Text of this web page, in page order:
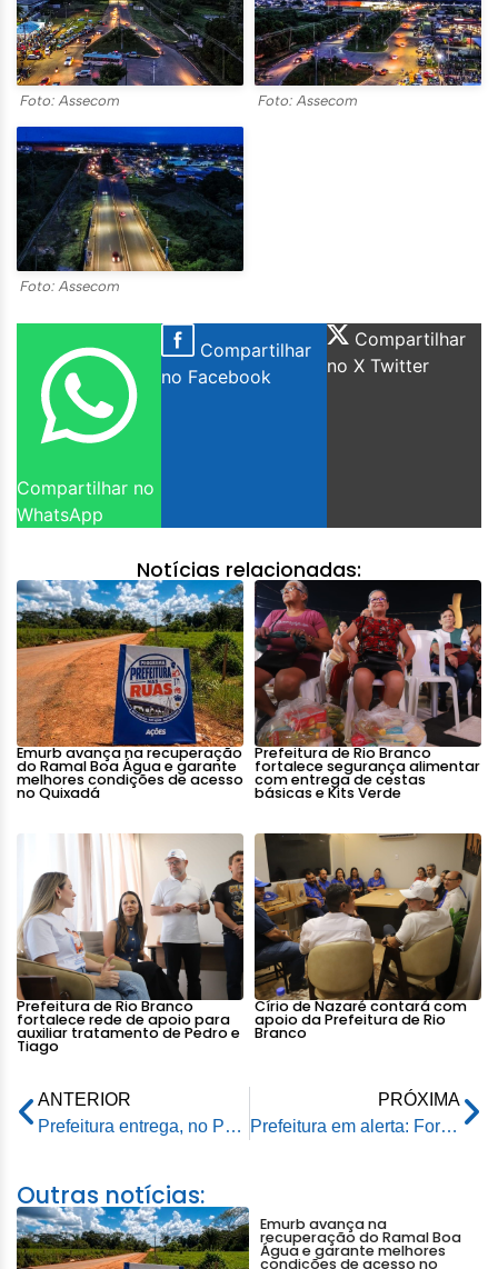
Foto: Assecom Foto: Assecom
Foto: Assecom
Compartilhar no
WhatsApp
Compartilhar
no Facebook
Compartilhar
no X Twitter
Notícias relacionadas:
Emurb avança na recuperação
do Ramal Boa Água e garante
melhores condições de acesso
no Quixadá
Prefeitura de Rio Branco
fortalece segurança alimentar
com entrega de cestas
básicas e Kits Verde
Prefeitura de Rio Branco
fortalece rede de apoio para
auxiliar tratamento de Pedro e
Tiago
Círio de Nazaré contará com
apoio da Prefeitura de Rio
Branco
ANTERIOR
Prefeitura entrega, no Palheiral, a vigésima quinta Unidade de Saúde reformada
PRÓXIMA
Prefeitura em alerta: Forte chuva causa probabilidade em levar possíveis desabrigados ao Parque de Exposições
Outras notícias:
Emurb avança na
recuperação do Ramal Boa
Água e garante melhores
condições de acesso no